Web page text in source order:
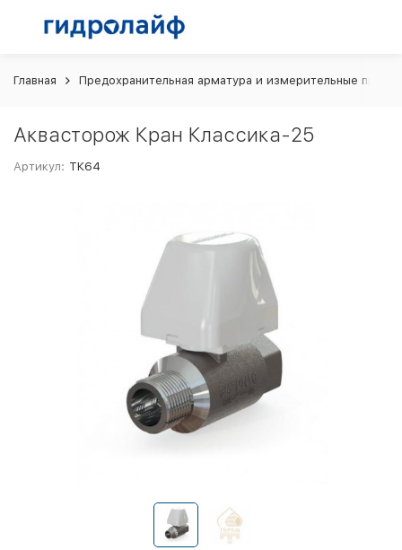
Главная Предохранительная арматура и измерительные
Аквасторож Кран Классика-25
Артикул: ТК64